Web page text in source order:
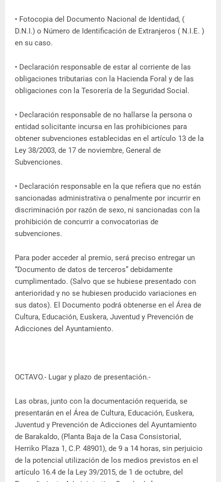
• Fotocopia del Documento Nacional de Identidad, (
D.N.I.) o Número de Identificación de Extranjeros ( N.I.E. )
en su caso.
• Declaración responsable de estar al corriente de las
obligaciones tributarias con la Hacienda Foral y de las
obligaciones con la Tesorería de la Seguridad Social.
• Declaración responsable de no hallarse la persona o
entidad solicitante incursa en las prohibiciones para
obtener subvenciones establecidas en el artículo 13 de la
Ley 38/2003, de 17 de noviembre, General de
Subvenciones.
• Declaración responsable en la que refiera que no están
sancionadas administrativa o penalmente por incurrir en
discriminación por razón de sexo, ni sancionadas con la
prohibición de concurrir a convocatorias de
subvenciones.
Para poder acceder al premio, será preciso entregar un
“Documento de datos de terceros” debidamente
cumplimentado. (Salvo que se hubiese presentado con
anterioridad y no se hubiesen producido variaciones en
sus datos). El Documento podrá obtenerse en el Área de
Cultura, Educación, Euskera, Juventud y Prevención de
Adicciones del Ayuntamiento.
OCTAVO.- Lugar y plazo de presentación.-
Las obras, junto con la documentación requerida, se
presentarán en el Área de Cultura, Educación, Euskera,
Juventud y Prevención de Adicciones del Ayuntamiento
de Barakaldo, (Planta Baja de la Casa Consistorial,
Herriko Plaza 1, C.P. 48901), de 9 a 14 horas, sin perjuicio
de la potencial utilización de los medios previstos en el
artículo 16.4 de la Ley 39/2015, de 1 de octubre, del